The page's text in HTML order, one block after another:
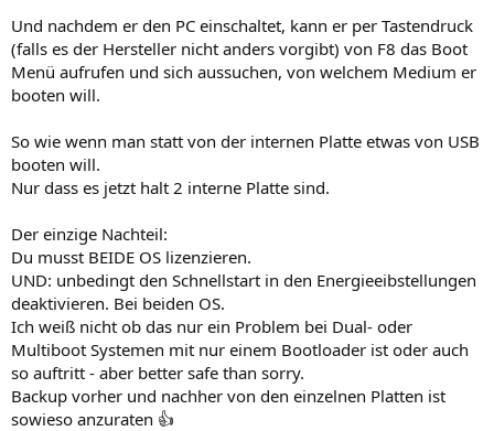
m
e
m
e
Und nachdem er den PC einschaltet, kann er per Tastendruck
(falls es der Hersteller nicht anders vorgibt) von F8 das Boot
Menü aufrufen und sich aussuchen, von welchem Medium er
booten will.
So wie wenn man statt von der internen Platte etwas von USB
booten will.
Nur dass es jetzt halt 2 interne Platte sind.
Der einzige Nachteil:
Du musst BEIDE OS lizenzieren.
UND: unbedingt den Schnellstart in den Energieeibstellungen
deaktivieren. Bei beiden OS.
Ich weiß nicht ob das nur ein Problem bei Dual- oder
Multiboot Systemen mit nur einem Bootloader ist oder auch
so auftritt - aber better safe than sorry.
Backup vorher und nachher von den einzelnen Platten ist
sowieso anzuraten 👍